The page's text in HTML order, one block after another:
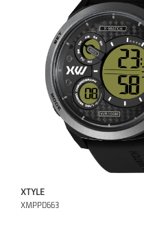
XTYLE
XMPPD663